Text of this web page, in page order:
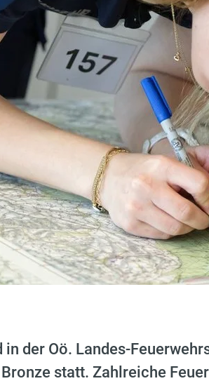
der Oö. Landes-
statt. Zahlreiche